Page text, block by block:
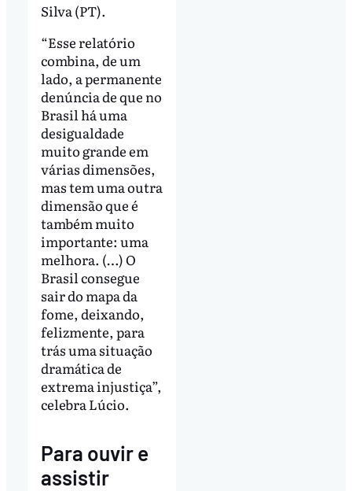
Silva (PT).
“Esse relatório
combina, de um
lado, a permanente
denúncia de que no
Brasil há uma
desigualdade
muito grande em
várias dimensões,
mas tem uma outra
dimensão que é
também muito
importante: uma
melhora. (…) O
Brasil consegue
sair do mapa da
fome, deixando,
felizmente, para
trás uma situação
dramática de
extrema injustiça”,
celebra Lúcio.
Para ouvir e
assistir